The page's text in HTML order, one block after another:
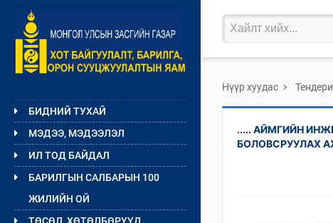
БИДНИЙ ТУХАЙ
МЭДЭЭ, МЭДЭЭЛЭЛ
ИЛ ТОД БАЙДАЛ
БАРИЛГЫН САЛБАРЫН 100
ЖИЛИЙН ОЙ
ТӨСӨЛ, ХӨТӨЛБӨРҮҮД
Нүүр хуудас
..... АЙМГИЙН
БОЛОВСРУУЛАХ